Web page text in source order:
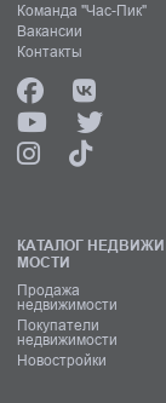
Команда "Час-Пик"
Вакансии
Контакты
КАТАЛОГ НЕДВИЖИ
МОСТИ
Продажа
недвижимости
Покупатели
недвижимости
Новостройки